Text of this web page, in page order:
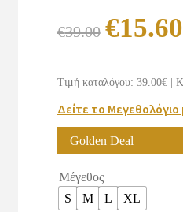
€39.00
Original
was:
€39.00.
€15.60
Τιμή καταλόγου: 39.00€
Δείτε το Μεγεθολόγιο
Golden Deal
Μέγεθος
S
M L
XL